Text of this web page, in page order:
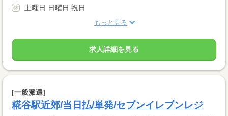
土曜日 日曜日 祝日
もっと見る
求人詳細を見る
[一般派遣]
糀谷駅近郊/当日払/単発/セブンイレブンレジ